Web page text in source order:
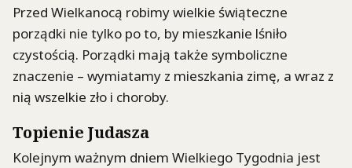
Przed Wielkanocą robimy wielkie świąteczne
porządki nie tylko po to, by mieszkanie lśniło
czystością. Porządki mają także symboliczne
znaczenie – wymiatamy z mieszkania zimę, a wraz z
nią wszelkie zło i choroby.
Topienie Judasza
Kolejnym ważnym dniem Wielkiego Tygodnia jest